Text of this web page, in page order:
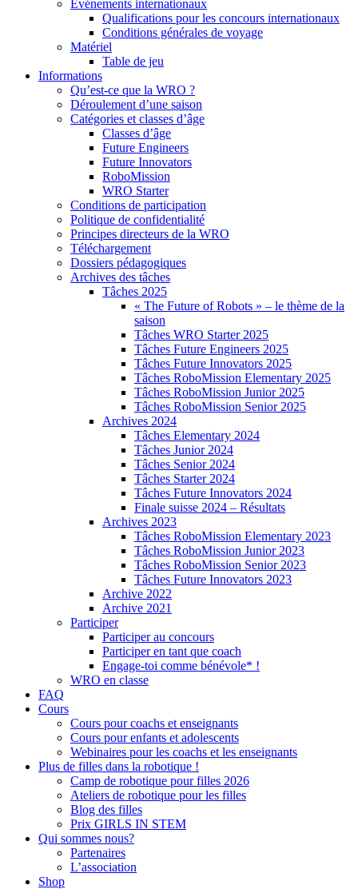
Événements internationaux
Qualifications pour les concours internationaux
Conditions générales de voyage
Matériel
Table de jeu
Informations
Qu’est-ce que la WRO ?
Déroulement d’une saison
Catégories et classes d’âge
Classes d’âge
Future Engineers
Future Innovators
RoboMission
WRO Starter
Conditions de participation
Politique de confidentialité
Principes directeurs de la WRO
Téléchargement
Dossiers pédagogiques
Archives des tâches
Tâches 2025
« The Future of Robots » – le thème de la
saison
Tâches WRO Starter 2025
Tâches Future Engineers 2025
Tâches Future Innovators 2025
Tâches RoboMission Elementary 2025
Tâches RoboMission Junior 2025
Tâches RoboMission Senior 2025
Archives 2024
Tâches Elementary 2024
Tâches Junior 2024
Tâches Senior 2024
Tâches Starter 2024
Tâches Future Innovators 2024
Finale suisse 2024 – Résultats
Archives 2023
Tâches RoboMission Elementary 2023
Tâches RoboMission Junior 2023
Tâches RoboMission Senior 2023
Tâches Future Innovators 2023
Archive 2022
Archive 2021
Participer
Participer au concours
Participer en tant que coach
Engage-toi comme bénévole* !
WRO en classe
FAQ
Cours
Cours pour coachs et enseignants
Cours pour enfants et adolescents
Webinaires pour les coachs et les enseignants
Plus de filles dans la robotique !
Camp de robotique pour filles 2026
Ateliers de robotique pour les filles
Blog des filles
Prix GIRLS IN STEM
Qui sommes nous?
Partenaires
L’association
Shop